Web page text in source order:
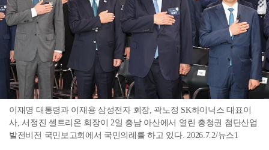
이재명 대통령과 이재용 삼성전자 회장, 곽노정 SK하이닉스 대표이
사, 서정진 셀트리온 회장이 2일 충남 아산에서 열린 충청권 첨단산업
발전비전 국민보고회에서 국민의례를 하고 있다. 2026.7.2/뉴스1